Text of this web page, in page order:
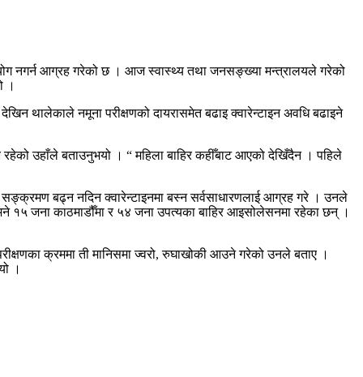
नगर्न आग्रह गरेको छ । आज स्वास्थ्य तथा जनसङ्ख्या मन्त्रालयले गरेको
।
थालेकाले नमूना परीक्षणको दायरासमेत बढाइ क्वारेन्टाइन अवधि बढाइने
उहाँले बताउनुभयो । “ महिला बाहिर कहीँबाट आएको देखिँदैन । पहिले
बढ्न नदिन क्वारेन्टाइनमा बस्न सर्वसाधारणलाई आग्रह गरे । उनले
१५ जना काठमाडौँमा र ५४ जना उपत्यका बाहिर आइसोलेसनमा रहेका छन् ।
क्रममा ती मानिसमा ज्वरो, रुघाखोकी आउने गरेको उनले बताए ।
।